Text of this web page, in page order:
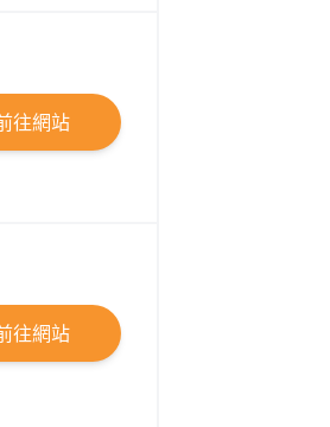
往網站
往網站